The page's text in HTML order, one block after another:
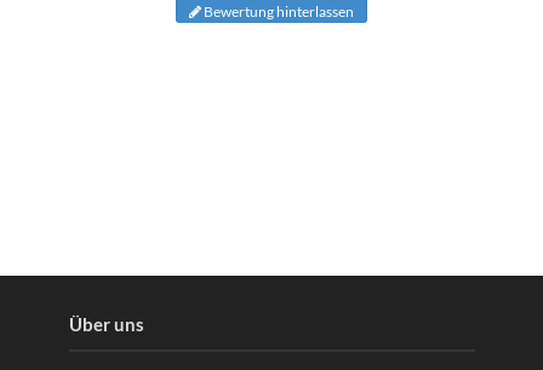
Bewertung hinterlassen
Über uns